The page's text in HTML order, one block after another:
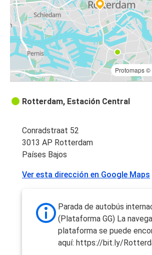
Protomaps©
Rotterdam, Estación Central
Conradstraat 52
3013 AP Rotterdam
Países Bajos
Ver esta dirección en Google Maps
Parada de autobús
(Plataforma GG) La
plataforma se puede
aquí: https://bit.ly/